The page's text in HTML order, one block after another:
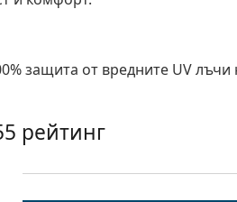
защита от вредните UV лъчи
рейтинг